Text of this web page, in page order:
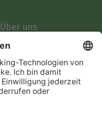
Über uns
Presse
Verlage